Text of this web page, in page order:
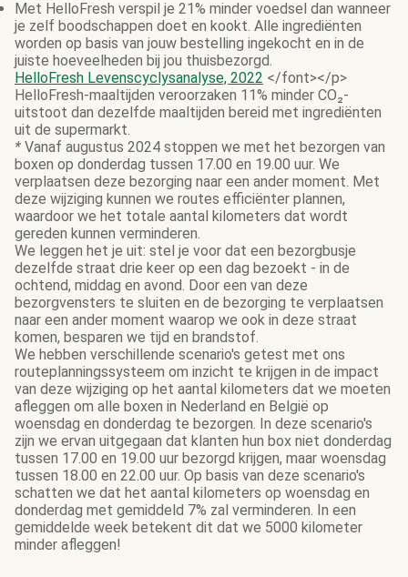
Met HelloFresh verspil je 21% minder voedsel dan wanneer
je zelf boodschappen doet en kookt. Alle ingrediënten
worden op basis van jouw bestelling ingekocht en in de
juiste hoeveelheden bij jou thuisbezorgd.
HelloFresh Levenscyclysanalyse, 2022 </font></p>
HelloFresh-maaltijden veroorzaken 11% minder CO₂-
uitstoot dan dezelfde maaltijden bereid met ingrediënten
uit de supermarkt.
* Vanaf augustus 2024 stoppen we met het bezorgen van
boxen op donderdag tussen 17.00 en 19.00 uur. We
verplaatsen deze bezorging naar een ander moment. Met
deze wijziging kunnen we routes efficiënter plannen,
waardoor we het totale aantal kilometers dat wordt
gereden kunnen verminderen.
We leggen het je uit: stel je voor dat een bezorgbusje
dezelfde straat drie keer op een dag bezoekt - in de
ochtend, middag en avond. Door een van deze
bezorgvensters te sluiten en de bezorging te verplaatsen
naar een ander moment waarop we ook in deze straat
komen, besparen we tijd en brandstof.
We hebben verschillende scenario's getest met ons
routeplanningssysteem om inzicht te krijgen in de impact
van deze wijziging op het aantal kilometers dat we moeten
afleggen om alle boxen in Nederland en België op
woensdag en donderdag te bezorgen. In deze scenario's
zijn we ervan uitgegaan dat klanten hun box niet donderdag
tussen 17.00 en 19.00 uur bezorgd krijgen, maar woensdag
tussen 18.00 en 22.00 uur. Op basis van deze scenario's
schatten we dat het aantal kilometers op woensdag en
donderdag met gemiddeld 7% zal verminderen. In een
gemiddelde week betekent dit dat we 5000 kilometer
minder afleggen!